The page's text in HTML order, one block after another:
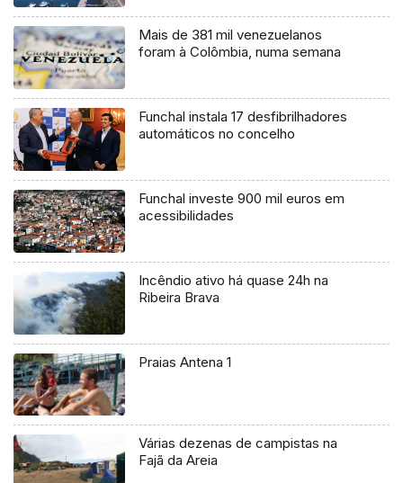
Mais de 381 mil venezuelanos
foram à Colômbia, numa semana
Funchal instala 17 desfibrilhadores
automáticos no concelho
Funchal investe 900 mil euros em
acessibilidades
Incêndio ativo há quase 24h na
Ribeira Brava
Praias Antena 1
Várias dezenas de campistas na
Fajã da Areia